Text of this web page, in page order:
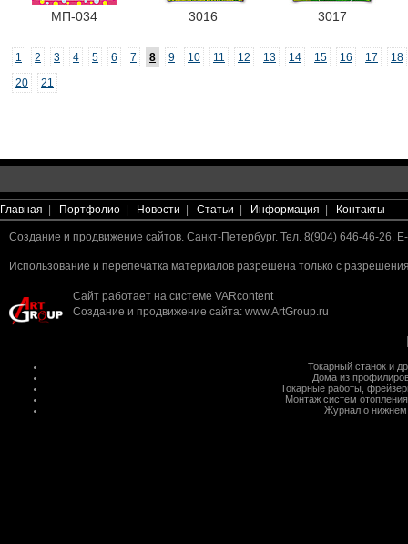
МП-034 3016 3017
1 2 3 4 5 6 7 8 9 10 11 12 13 14 15 16 17
18
20
21
Главная Портфолио Новости Статьи Информация Контакты
Создание и продвижение сайтов. Санкт-Петербург. Тел. 8(904) 646-46-26.
Использование и перепечатка материалов разрешена только с
Сайт работает на системе VARcontent
Создание и продвижение сайта: www.ArtGroup.ru
Токарный станок и
Дома из
Токарные работы
Монтаж систем отопления
Журнал о нижнем